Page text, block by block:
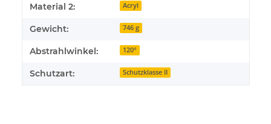
Material 2: Acryl
Gewicht: 746 g
Abstrahlwinkel: 120°
Schutzart: Schutzklasse II